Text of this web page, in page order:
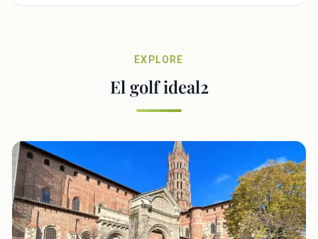
EXPLORE
El golf ideal2